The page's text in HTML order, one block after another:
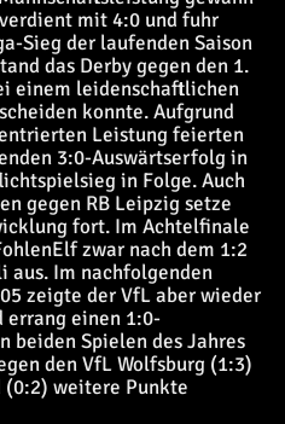
mit 4:0 und fuhr
Sieg der laufenden Saison
das Derby gegen den 1.
einem leidenschaftlichen
konnte. Aufgrund
Leistung feierten
3:0-Auswärtserfolg in
in Folge. Auch
gegen RB Leipzig setze
fort. Im Achtelfinale
zwar nach dem 1:2
aus. Im nachfolgenden
zeigte der VfL aber wieder
errang einen 1:0-
beiden Spielen des Jahres
den VfL Wolfsburg (1:3)
(0:2) weitere Punkte